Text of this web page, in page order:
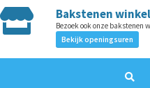
Bakstenen winkel
Bezoek ook onze bakstenen
Bekijk openingsuren